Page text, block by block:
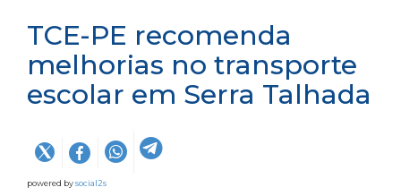
TCE-PE recomenda
melhorias no transporte
escolar em Serra Talhada
powered bysocial2s